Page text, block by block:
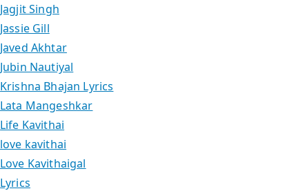
Jagjit Singh
Jassie Gill
Javed Akhtar
Jubin Nautiyal
Krishna Bhajan Lyrics
Lata Mangeshkar
Life Kavithai
love kavithai
Love Kavithaigal
Lyrics